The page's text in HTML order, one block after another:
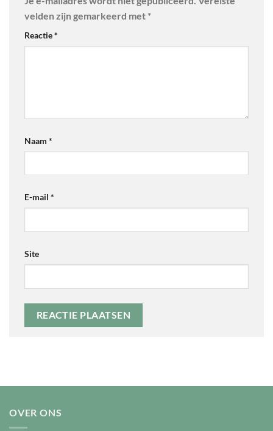
velden zijn gemarkeerd met *
Reactie*
Naam *
E-mail *
Site
OVER ONS